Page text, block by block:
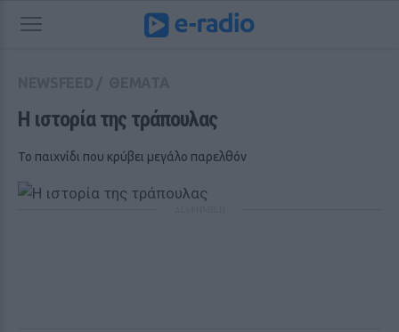
Η ιστορία της τράπουλας
Το παιχνίδι που κρύβει μεγάλο παρελθόν